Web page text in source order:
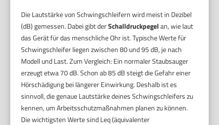
Die Lautstärke von Schwingschleifern wird meist in Dezibel
(dB) gemessen. Dabei gibt derSchalldruckpegelan, wie laut
das Gerät für das menschliche Ohr ist. Typische Werte für
Schwingschleifer liegen zwischen 80 und 95 dB, je nach
Modell und Last. Zum Vergleich: Ein normaler Staubsauger
erzeugt etwa 70 dB. Schon ab 85 dB steigt die Gefahr einer
Hörschädigung bei längerer Einwirkung. Deshalb ist es
sinnvoll, die genaue Lautstärke deines Schwingschleifers zu
kennen, um Arbeitsschutzmaßnahmen planen zu können.
Die wichtigsten Werte sind Leq (äquivalenter